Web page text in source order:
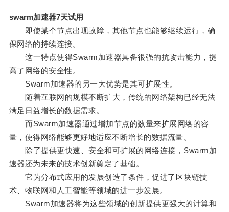
swarm加速器7天试用
即使某个节点出现故障，其他节点也能够继续运行，确
保网络的持续连接。
这一特点使得Swarm加速器具备很强的抗攻击能力，提
高了网络的安全性。
Swarm加速器的另一大优势是其可扩展性。
随着互联网的规模不断扩大，传统的网络架构已经无法
满足日益增长的数据需求。
而Swarm加速器通过增加节点的数量来扩展网络的容
量，使得网络能够更好地适应不断增长的数据流量。
除了提供更快速、安全和可扩展的网络连接，Swarm加
速器还为未来的技术创新奠定了基础。
它为分布式应用的发展创造了条件，促进了区块链技
术、物联网和人工智能等领域的进一步发展。
Swarm加速器将为这些领域的创新提供更强大的计算和